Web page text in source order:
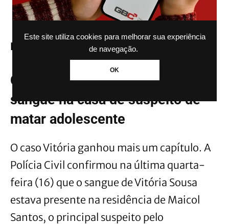
Este site utiliza cookies para melhorar sua experiência
de navegação.
OK
LEIA TAMBÉM:
Caso Vitória: perícia encontra
sangue na casa de suspeito de
matar adolescente
O caso Vitória ganhou mais um capítulo. A
Polícia Civil confirmou na última quarta-
feira (16) que o sangue de Vitória Sousa
estava presente na residência de Maicol
Santos, o principal suspeito pelo